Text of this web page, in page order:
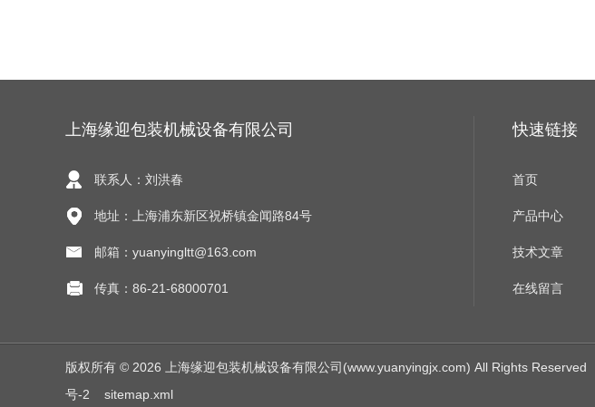
上海缘迎包装机械设备有限公司
联系人：刘洪春
地址：上海浦东新区祝桥镇金闻路84号
邮箱：yuanyingltt@163.com
传真：86-21-68000701
快速链接
首页
产品中心
技术文章
在线留言
版权所有 © 2026 上海缘迎包装机械设备有限公司(www.yuanyingjx.com) All Rights Reserved
号-2
sitemap.xml